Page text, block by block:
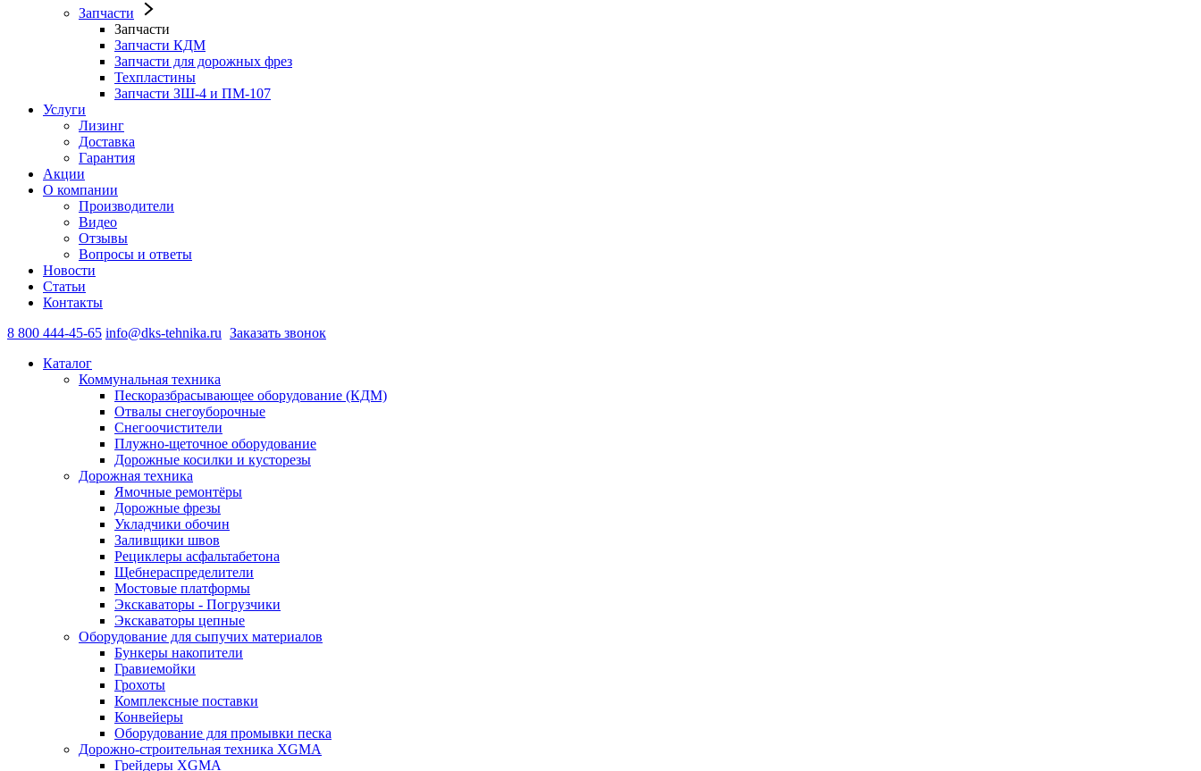
Запчасти
Запчасти
Запчасти КДМ
Запчасти для дорожных фрез
Техпластины
Запчасти ЗШ-4 и ПМ-107
Услуги
Лизинг
Доставка
Гарантия
Акции
О компании
Производители
Видео
Отзывы
Вопросы и ответы
Новости
Статьи
Контакты
8 800 444-45-65 info@dks-tehnika.ru Заказать звонок
Каталог
Коммунальная техника
Пескоразбрасывающее оборудование (КДМ)
Отвалы снегоуборочные
Снегоочистители
Плужно-щеточное оборудование
Дорожные косилки и кусторезы
Дорожная техника
Ямочные ремонтёры
Дорожные фрезы
Укладчики обочин
Заливщики швов
Рециклеры асфальтабетона
Щебнераспределители
Мостовые платформы
Экскаваторы - Погрузчики
Экскаваторы цепные
Оборудование для сыпучих материалов
Бункеры накопители
Гравиемойки
Грохоты
Комплексные поставки
Конвейеры
Оборудование для промывки песка
Дорожно-строительная техника XGMA
Грейдеры XGMA